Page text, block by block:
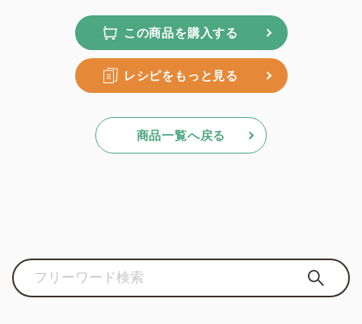
この商品を購入する
レシピをもっと見る
商品一覧へ戻る